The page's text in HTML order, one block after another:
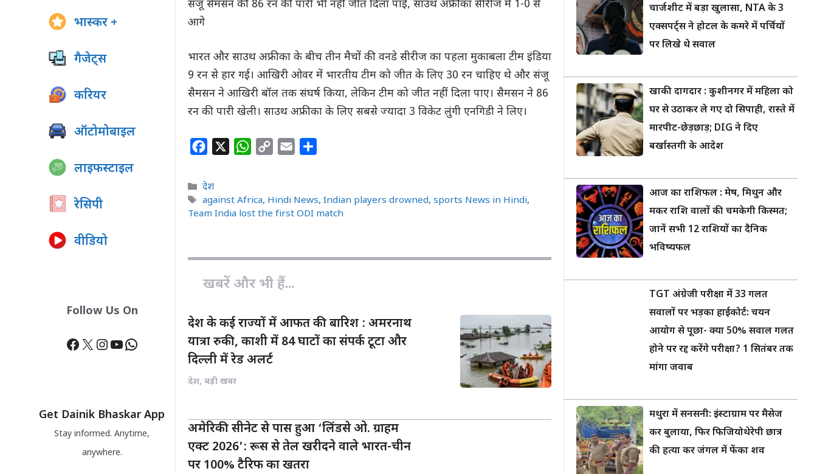
संजू सैमसन की 86 रन की पारी भी नहीं जीत दिला पाई, साउथ अफ्रीका सीरीज में 1-0 से
आगे
भारत और साउथ अफ्रीका के बीच तीन मैचों की वनडे सीरीज का पहला मुकाबला टीम इंडिया
9 रन से हार गई। आखिरी ओवर में भारतीय टीम को जीत के लिए 30 रन चाहिए थे और संजू
सैमसन ने आखिरी बॉल तक संघर्ष किया, लेकिन टीम को जीत नहीं दिला पाए। सैमसन ने 86
रन की पारी खेली। साउथ अफ्रीका के लिए सबसे ज्यादा 3 विकेट लुंगी एनगिडी ने लिए।
e
b
W
t
s
y
L
i
l
r
e
Categories
देश
Tags
against Africa, Hindi News,Indian players drowned,sports News in Hindi,
Team India lost the first ODI match
खबरें और भी हैं...
देश के कई राज्यों में आफत की बारिश : अमरनाथ
यात्रा रुकी, काशी में 84 घाटों का संपर्क टूटा और
दिल्ली में रेड अलर्ट
देश, बड़ी खबर
अमेरिकी सीनेट से पास हुआ ‘लिंडसे ओ. ग्राहम
एक्ट 2026’: रूस से तेल खरीदने वाले भारत-चीन
पर 100% टैरिफ का खतरा
भास्कर +
गैजेट्स
करियर
ऑटोमोबाइल
लाइफस्टाइल
रेसिपी
वीडियो
Follow Us On
Facebook
X Instagram
YouTube
WhatsApp
Get Dainik Bhaskar App
Stay informed. Anytime,
anywhere.
चार्जशीट में बड़ा खुलासा, NTA के 3
एक्सपर्ट्स ने होटल के कमरे में पर्चियों
पर लिखे थे सवाल
खाकी दागदार : कुशीनगर में महिला को
घर से उठाकर ले गए दो सिपाही, रास्ते में
मारपीट-छेड़छाड़; DIG ने दिए
बर्खास्तगी के आदेश
आज का राशिफल : मेष, मिथुन और
मकर राशि वालों की चमकेगी किस्मत;
जानें सभी 12 राशियों का दैनिक
भविष्यफल
TGT अंग्रेजी परीक्षा में 33 गलत
सवालों पर भड़का हाईकोर्ट: चयन
आयोग से पूछा- क्या 50% सवाल गलत
होने पर रद्द करेंगे परीक्षा? 1 सितंबर तक
मांगा जवाब
मथुरा में सनसनी: इंस्टाग्राम पर मैसेज
कर बुलाया, फिर फिजियोथेरेपी छात्र
की हत्या कर जंगल में फेंका शव